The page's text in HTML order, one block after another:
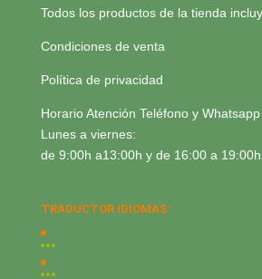
Todos los productos de la tienda
Condiciones de venta
Política de privacidad
Horario Atención Teléfono y Whatsapp
Lunes a viernes:
de 9:00h a13:00h y de 16:00 a 19:00h
TRADUCTOR IDIOMAS: